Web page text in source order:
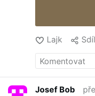
Lajk
Josef Bob